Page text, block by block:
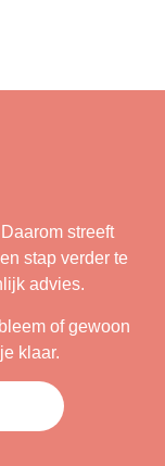
streeft
stap verder te
advies.
of gewoon
klaar.